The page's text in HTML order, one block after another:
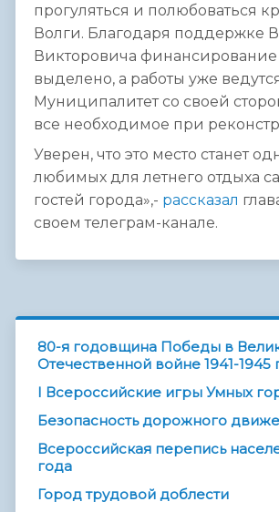
прогуляться и полюбоваться
Волги. Благодаря поддержке
Викторовича
выделено, а работы уже
Муниципалитет со своей
все необходимое при
Уверен, что это место станет
любимых для летнего отдыха
гостей города»,- рассказал
своем телеграм-канале.
80-я годовщина Победы в
Отечественной войне 1941-1945
I Всероссийские игры Умных
Безопасность дорожного
Всероссийская перепись
года
Город трудовой доблести